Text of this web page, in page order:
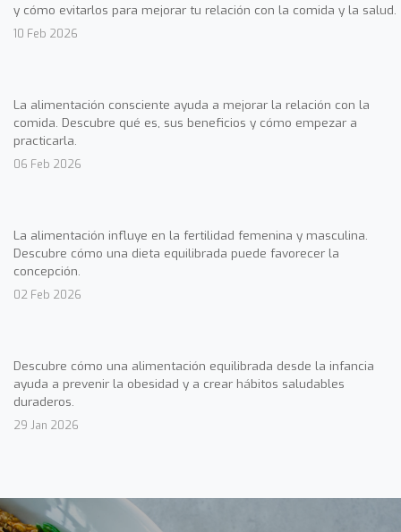
y cómo evitarlos para mejorar tu relación con la comida y la salud.
10 Feb 2026
La alimentación consciente ayuda a mejorar la relación con la
comida. Descubre qué es, sus beneficios y cómo empezar a
practicarla.
06 Feb 2026
La alimentación influye en la fertilidad femenina y masculina.
Descubre cómo una dieta equilibrada puede favorecer la
concepción.
02 Feb 2026
Descubre cómo una alimentación equilibrada desde la infancia
ayuda a prevenir la obesidad y a crear hábitos saludables
duraderos.
29 Jan 2026